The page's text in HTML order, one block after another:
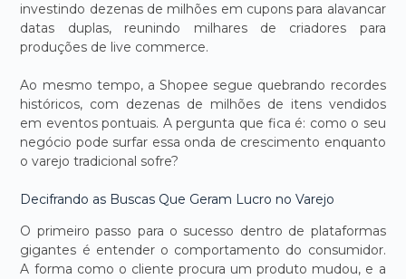
investindo dezenas de milhões em cupons para alavancar
datas duplas, reunindo milhares de criadores para
produções de live commerce.
Ao mesmo tempo, a Shopee segue quebrando recordes
históricos, com dezenas de milhões de itens vendidos
em eventos pontuais. A pergunta que fica é: como o seu
negócio pode surfar essa onda de crescimento enquanto
o varejo tradicional sofre?
Decifrando as Buscas Que Geram Lucro no Varejo
O primeiro passo para o sucesso dentro de plataformas
gigantes é entender o comportamento do consumidor.
A forma como o cliente procura um produto mudou, e a